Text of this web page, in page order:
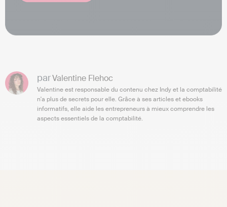
parValentine Flehoc
Valentine est responsable du contenu chez Indy et la comptabilité
n'a plus de secrets pour elle. Grâce à ses articles et ebooks
informatifs, elle aide les entrepreneurs à mieux comprendre les
aspects essentiels de la comptabilité.